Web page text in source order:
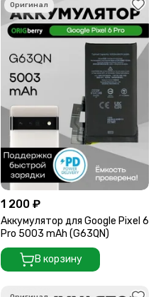
1 200 ₽
Аккумулятор для Google Pixel 6
Pro 5003 mAh (G63QN)
В корзину